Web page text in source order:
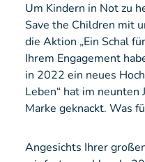
Um Kindern in Not zu
Save the Children mit
die Aktion „Ein Schal
Ihrem Engagement
in 2022 ein neues
Leben“ hat im
Marke geknackt. Was
Angesichts Ihrer